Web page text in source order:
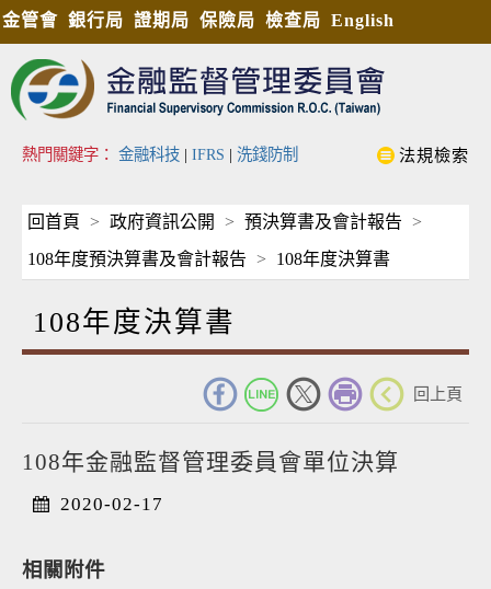
金管會 銀行局 證期局 保險局 檢查局 English
熱門關鍵字： 金融科技 | IFRS | 洗錢防制 法規檢索
回首頁 政府資訊公開
預決算書及會計報告
108年度預決算書及會計報告
108年度決算書
108年度決算書
回上頁
108年金融監督管理委員會單位決算
2020-02-17
相關附件